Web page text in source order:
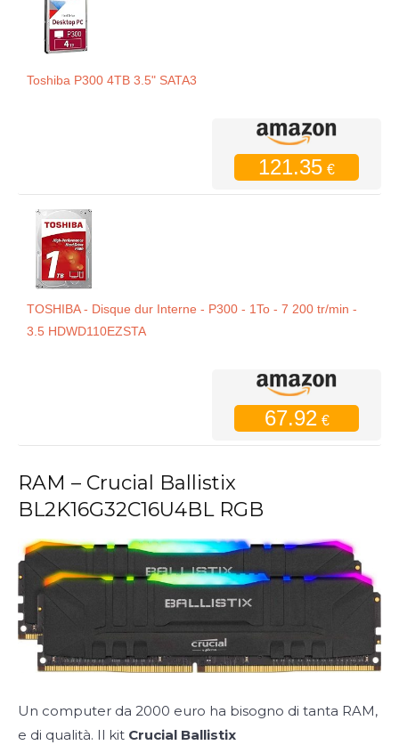
Toshiba P300 4TB 3.5" SATA3
121.35 €
TOSHIBA - Disque dur Interne - P300 - 1To - 7 200 tr/min -
3.5 HDWD110EZSTA
67.92 €
RAM – Crucial Ballistix
BL2K16G32C16U4BL RGB
Un computer da 2000 euro ha bisogno di tanta RAM,
e di qualità. Il kit Crucial Ballistix